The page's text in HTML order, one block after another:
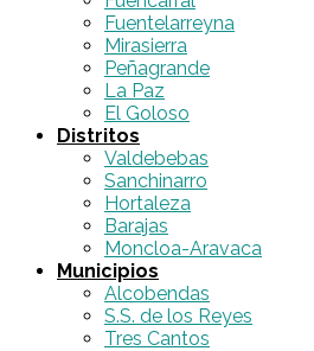
Fuentelarreyna
Mirasierra
Peñagrande
La Paz
El Goloso
Distritos
Valdebebas
Sanchinarro
Hortaleza
Barajas
Moncloa-Aravaca
Municipios
Alcobendas
S.S. de los Reyes
Tres Cantos